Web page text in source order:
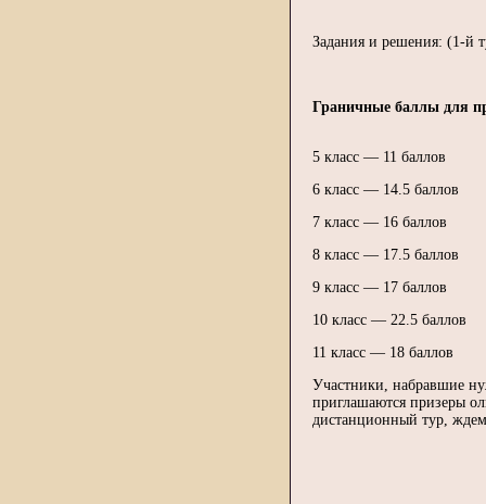
Задания и решения: (1-й
Граничные баллы для
5 класс — 11 баллов
6 класс — 14.5 баллов
7 класс — 16 баллов
8 класс — 17.5 баллов
9 класс — 17 баллов
10 класс — 22.5 баллов
11 класс — 18 баллов
Участники, набравшие
приглашаются призеры
дистанционный тур,